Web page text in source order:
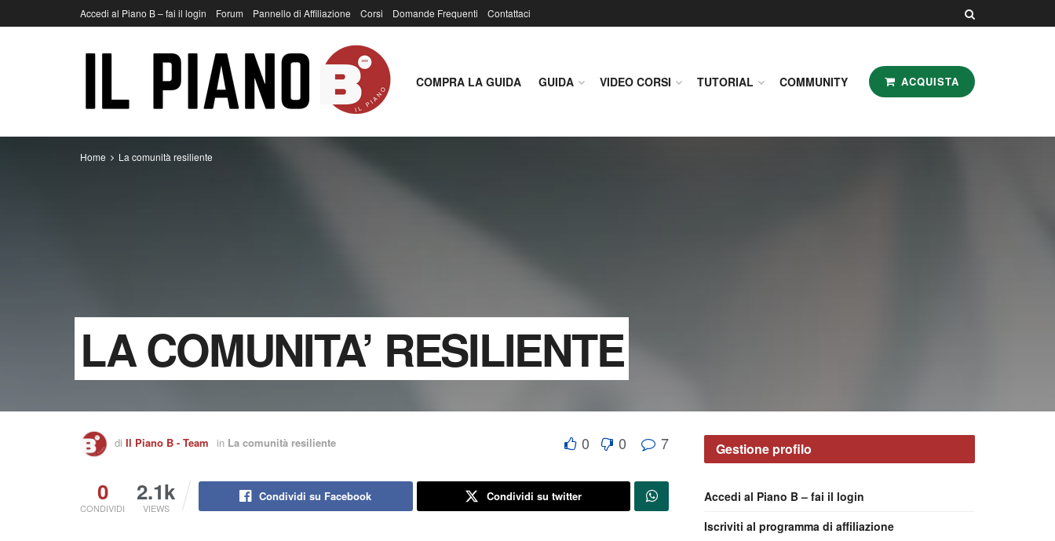
Accedi al Piano B – fai il login Forum Pannello di Affiliazione Corsi Domande Frequenti Contattaci
COMPRA LA GUIDA GUIDA VIDEO CORSI TUTORIAL COMMUNITY ACQUISTA
Home La comunità resiliente
LA COMUNITA’ RESILIENTE
di Il Piano B - Team in La comunità resiliente 0 0 7
0
CONDIVIDI
2.1k
VIEWS
Condividi su Facebook Condividi su twitter
Gestione profilo
Accedi al Piano B – fai il login
Iscriviti al programma di affiliazione